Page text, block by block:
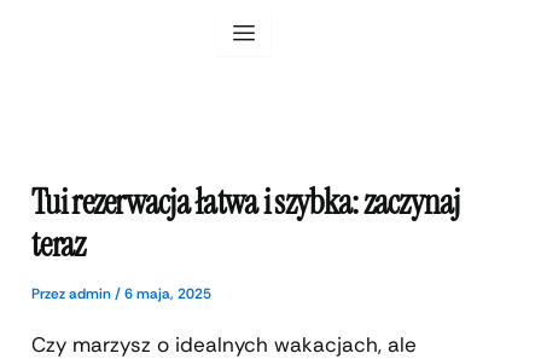
Tui rezerwacja łatwa i szybka: zaczynaj
teraz
Przezadmin/6 maja, 2025
Czy marzysz o idealnych wakacjach, ale